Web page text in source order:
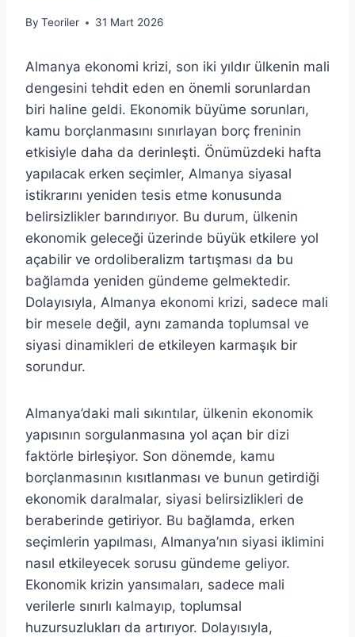
By Teoriler 31 Mart 2026
Almanya ekonomi krizi, son iki yıldır ülkenin mali
dengesini tehdit eden en önemli sorunlardan
biri haline geldi. Ekonomik büyüme sorunları,
kamu borçlanmasını sınırlayan borç freninin
etkisiyle daha da derinleşti. Önümüzdeki hafta
yapılacak erken seçimler, Almanya siyasal
istikrarını yeniden tesis etme konusunda
belirsizlikler barındırıyor. Bu durum, ülkenin
ekonomik geleceği üzerinde büyük etkilere yol
açabilir ve ordoliberalizm tartışması da bu
bağlamda yeniden gündeme gelmektedir.
Dolayısıyla, Almanya ekonomi krizi, sadece mali
bir mesele değil, aynı zamanda toplumsal ve
siyasi dinamikleri de etkileyen karmaşık bir
sorundur.
Almanya’daki mali sıkıntılar, ülkenin ekonomik
yapısının sorgulanmasına yol açan bir dizi
faktörle birleşiyor. Son dönemde, kamu
borçlanmasının kısıtlanması ve bunun getirdiği
ekonomik daralmalar, siyasi belirsizlikleri de
beraberinde getiriyor. Bu bağlamda, erken
seçimlerin yapılması, Almanya’nın siyasi iklimini
nasıl etkileyecek sorusu gündeme geliyor.
Ekonomik krizin yansımaları, sadece mali
verilerle sınırlı kalmayıp, toplumsal
huzursuzlukları da artırıyor. Dolayısıyla,